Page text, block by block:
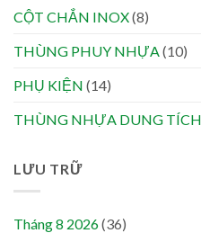
CỘT CHẮN INOX(8)
THÙNG PHUY NHỰA(10)
PHỤ KIỆN (14)
THÙNG NHỰA DUNG
LƯU TRỮ
Tháng 8 2026(36)